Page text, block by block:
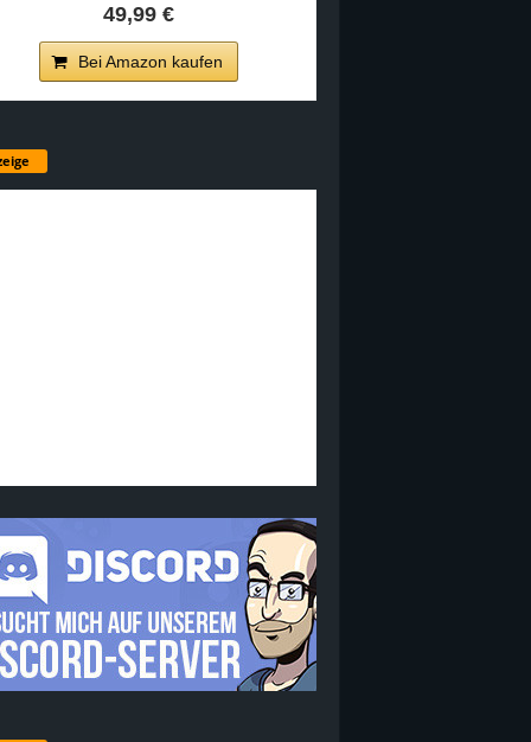
49,99 €
Bei Amazon kaufen